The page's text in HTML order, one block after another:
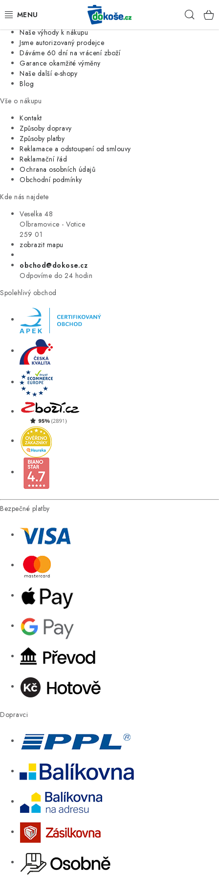
Jsme tradiční česká firma
Naše výhody k nákupu
Jsme autorizovaný prodejce
Dáváme 60 dní na vrácení zboží
Garance okamžité výměny
Naše další e-shopy
Blog
Vše o nákupu
Kontakt
Způsoby dopravy
Způsoby platby
Reklamace a odstoupení od smlouvy
Reklamační řád
Ochrana osobních údajů
Obchodní podmínky
Kde nás najdete
Veselka 48
Olbramovice - Votice
259 01
zobrazit mapu
obchod@dokose.cz
Odpovíme do 24 hodin
Spolehlivý obchod
Bezpečné platby
Dopravci
KOŠE
SÁČKY
KUCHYNĚ
ORGANIZACE
DOMÁCNOST
ÚKLID
VÝPRODEJ
ZNAČKY
Úvod Kontakt Blog
Moje objednávka